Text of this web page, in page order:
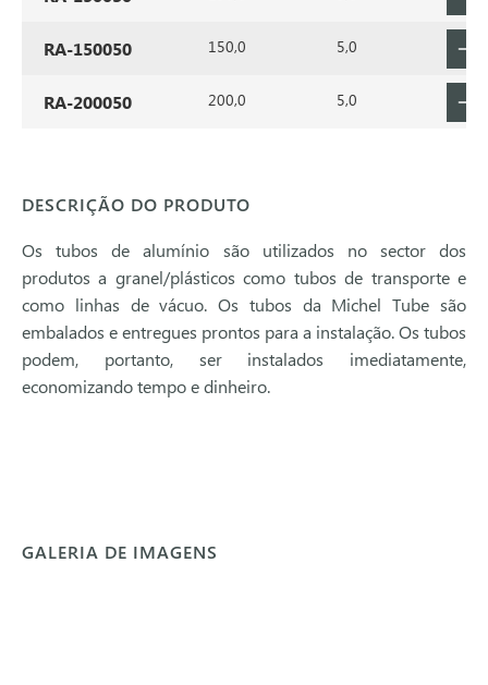
RA-150050 150,0 5,0
RA-200050 200,0 5,0
DESCRIÇÃO DO PRODUTO
Os tubos de alumínio são utilizados no sector dos
produtos a granel/plásticos como tubos de transporte e
como linhas de vácuo. Os tubos da Michel Tube são
embalados e entregues prontos para a instalação. Os tubos
podem, portanto, ser instalados imediatamente,
economizando tempo e dinheiro.
GALERIA DE IMAGENS